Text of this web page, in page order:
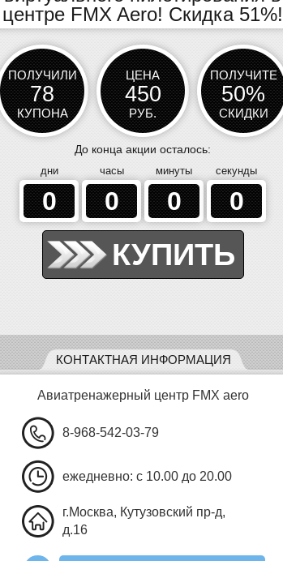
3000 -50%
центре FMX Aero! Скидка 51%!
ПОЛУЧИЛИ
78
КУПОНА
ЦЕНА
450
РУБ.
ПОЛУЧИТЕ
50%
СКИДКИ
До конца акции осталось:
дни
0
часы
0
минуты
0
секунды
0
КОНТАКТНАЯ ИНФОРМАЦИЯ
Авиатренажерный центр FMX aero
8-968-542-03-79
ежедневно: с 10.00 до 20.00
г.Москва, Кутузовский пр-д,
д.16